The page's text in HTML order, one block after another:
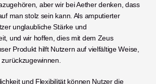
aber wir bei Aether denken, dass
man stolz sein kann. Als amputierter
unglaubliche Stärke und
und wir hoffen, dies mit dem Zeus
Produkt hilft Nutzern auf vielfältige Weise,
und Flexibilität können Nutzer die